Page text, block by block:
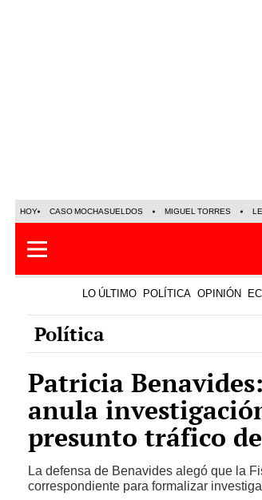
HOY CASO MOCHASUELDOS MIGUEL TORRES
LO ÚLTIMO POLÍTICA OPINIÓN
Política
Patricia
anula
presunto tráfico
La defensa de Benavides alegó que la
correspondiente para formalizar